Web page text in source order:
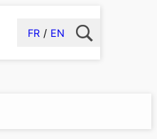
FR EN